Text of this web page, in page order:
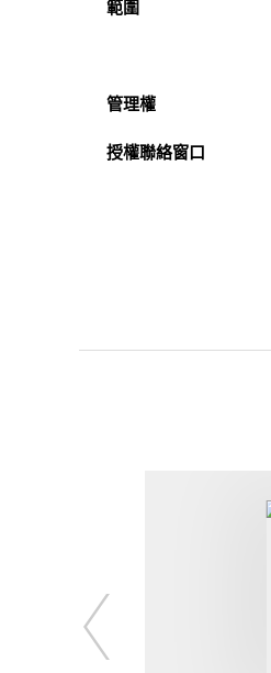
範圍
管理權
授權聯絡窗口